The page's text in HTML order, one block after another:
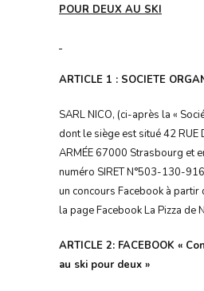
POUR DEUX AU SKI
ARTICLE 1 : SOCIETE
SARL NICO, (ci-après la «
dont le siège est situé 42 RUE
ARMÉE 67000 Strasbourg et
numéro SIRET N°503-130-
un concours Facebook à
la page Facebook La Pizza de
ARTICLE 2: FACEBOOK «
au ski pour deux »